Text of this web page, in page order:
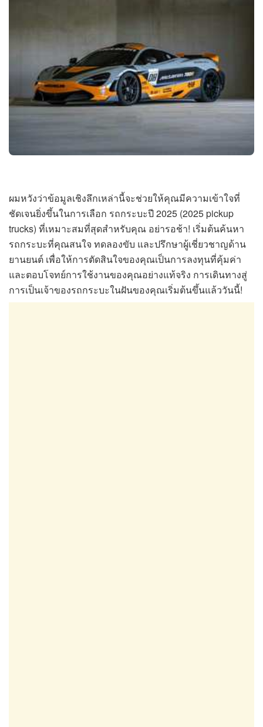
ผมหวังว่าข้อมูลเชิงลึกเหล่านี้จะช่วยให้คุณมีความเข้าใจที่
ชัดเจนยิ่งขึ้นในการเลือก รถกระบะปี 2025 (2025 pickup
trucks) ที่เหมาะสมที่สุดสำหรับคุณ อย่ารอช้า! เริ่มต้นค้นหา
รถกระบะที่คุณสนใจ ทดลองขับ และปรึกษาผู้เชี่ยวชาญด้าน
ยานยนต์ เพื่อให้การตัดสินใจของคุณเป็นการลงทุนที่คุ้มค่า
และตอบโจทย์การใช้งานของคุณอย่างแท้จริง การเดินทางสู่
การเป็นเจ้าของรถกระบะในฝันของคุณเริ่มต้นขึ้นแล้ววันนี้!